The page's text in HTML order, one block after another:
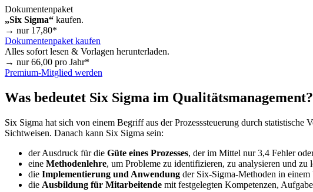
Dokumentenpaket
„Six Sigma“ kaufen.
→ nur 17,80*
Dokumentenpaket kaufen
Alles sofort lesen & Vorlagen herunterladen.
→ nur66,00 pro Jahr*
Premium-Mitglied werden
Was bedeutet Six Sigma im Qualitätsmanagement?
Six Sigma hat sich von einem Begriff aus der Prozesssteuerung durch
Sichtweisen. Danach kann Six Sigma sein:
der Ausdruck für die Güte eines Prozesses, der im Mittel nur 3,4 Fehler
eine Methodenlehre, um Probleme zu identifizieren, zu analysieren und
die Implementierung und Anwendung der Six-Sigma-Methoden in
die Ausbildung für Mitarbeitende mit festgelegten Kompetenzen,